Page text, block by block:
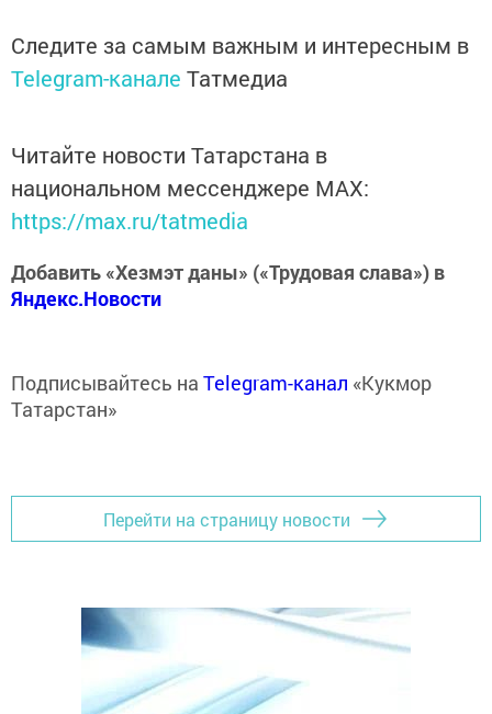
Следите за самым важным и интересным в
Telegram-канале Татмедиа
Читайте новости Татарстана в
национальном мессенджере MАХ:
https://max.ru/tatmedia
Добавить «Хезмэт даны» («Трудовая слава») в
Яндекс.Новости
Подписывайтесь на Telegram-канал «Кукмор
Татарстан»
Перейти на страницу новости